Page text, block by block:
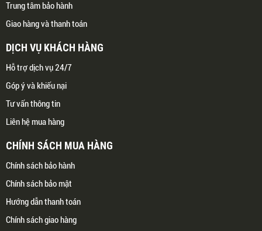
Trung tâm bảo hành
Giao hàng và thanh toán
DỊCH VỤ KHÁCH HÀNG
Hỗ trợ dịch vụ 24/7
Góp ý và khiếu nại
Tư vấn thông tin
Liên hệ mua hàng
CHÍNH SÁCH MUA HÀNG
Chính sách bảo hành
Chính sách bảo mật
Hướng dẫn thanh toán
Chính sách giao hàng